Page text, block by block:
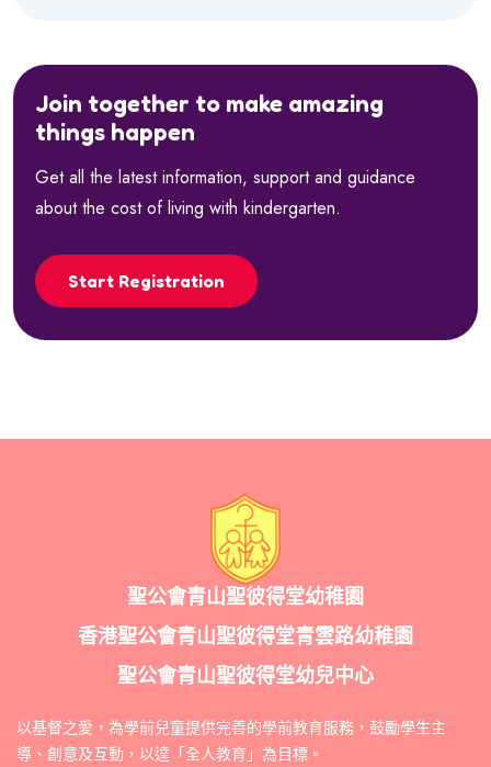
Join together to make amazing
things happen
Get all the latest information, support and guidance
about the cost of living with kindergarten.
Start Registration
聖公會青山聖彼得堂幼稚園
香港聖公會青山聖彼得堂青雲路幼稚園
聖公會青山聖彼得堂幼兒中心
以基督之愛，為學前兒童提供完善的學前教育服務，鼓勵學生主
導、創意及互動，以達「全人教育」為目標。